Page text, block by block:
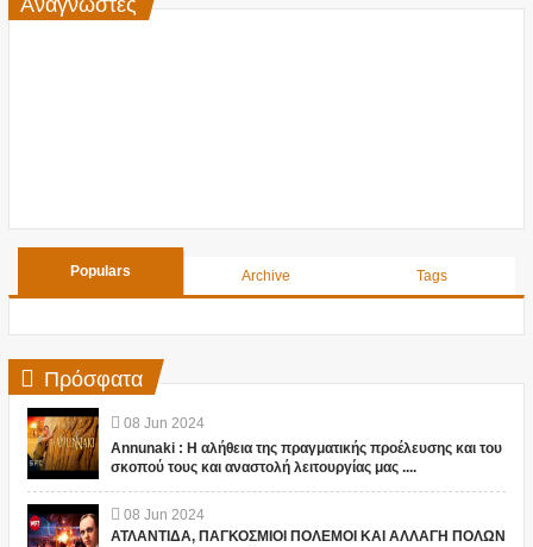
Populars Archive Tags
Πρόσφατα
08 Jun 2024
Annunaki : Η αλήθεια της πραγματικής προέλευσης και του
σκοπού τους και αναστολή λειτουργίας μας ....
08 Jun 2024
ΑΤΛΑΝΤΙΔΑ, ΠΑΓΚΟΣΜΙΟΙ ΠΟΛΕΜΟΙ ΚΑΙ ΑΛΛΑΓΗ ΠΟΛΩΝ